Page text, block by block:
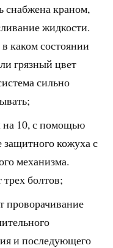
снабжена краном,
жидкости.
каком состоянии
грязный цвет
сильно
на 10, с помощью
защитного кожуха с
механизма.
болтов;
проворачивание
и последующего